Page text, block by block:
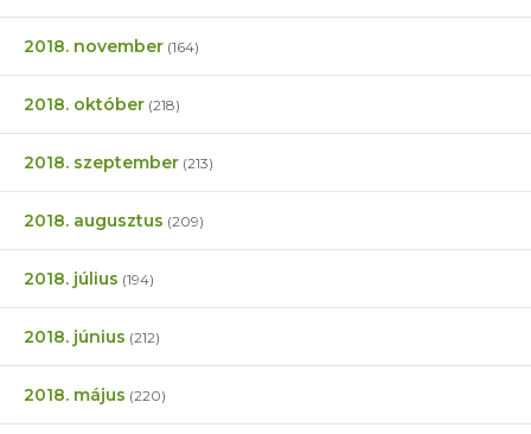
2018. november (164)
2018. október (218)
2018. szeptember (213)
2018. augusztus (209)
2018. július (194)
2018. június (212)
2018. május (220)